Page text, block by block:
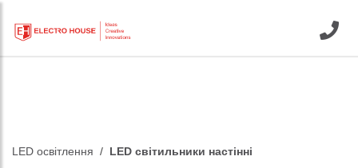
LED освітлення LED світильники настінні